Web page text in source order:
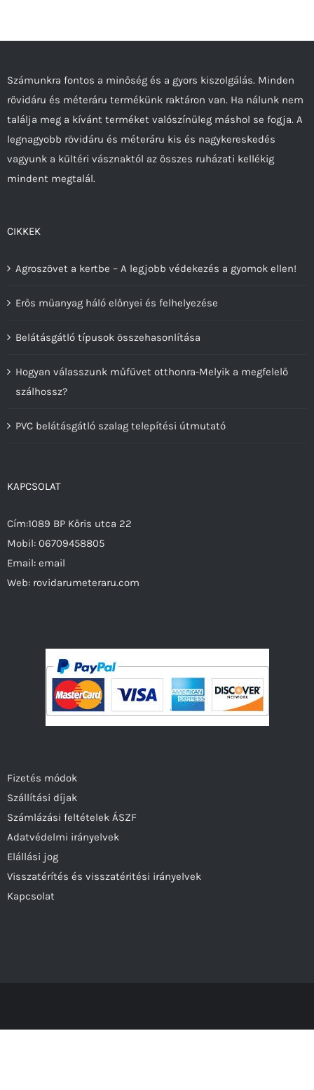
Számunkra fontos a minőség és a gyors kiszolgálás. Minden
rövidáru és méteráru termékünk raktáron van. Ha nálunk nem
találja meg a kívánt terméket valószínűleg máshol se fogja. A
legnagyobb rövidáru és méteráru kis és nagykereskedés
vagyunk a kültéri vásznaktól az összes ruházati kellékig
mindent megtalál.
CIKKEK
Agroszövet a kertbe – A legjobb védekezés a gyomok ellen!
Erős műanyag háló előnyei és felhelyezése
Belátásgátló típusok összehasonlítása
Hogyan válasszunk műfüvet otthonra-Melyik a megfelelő
szálhossz?
PVC belátásgátló szalag telepítési útmutató
KAPCSOLAT
Cím:1089 BP Kőris utca 22
Mobil: 06709458805
Email: email
Web: rovidarumeteraru.com
Fizetés módok
Szállítási díjak
Számlázási feltételek ÁSZF
Adatvédelmi irányelvek
Elállási jog
Visszatérítés és visszatéritési irányelvek
Kapcsolat